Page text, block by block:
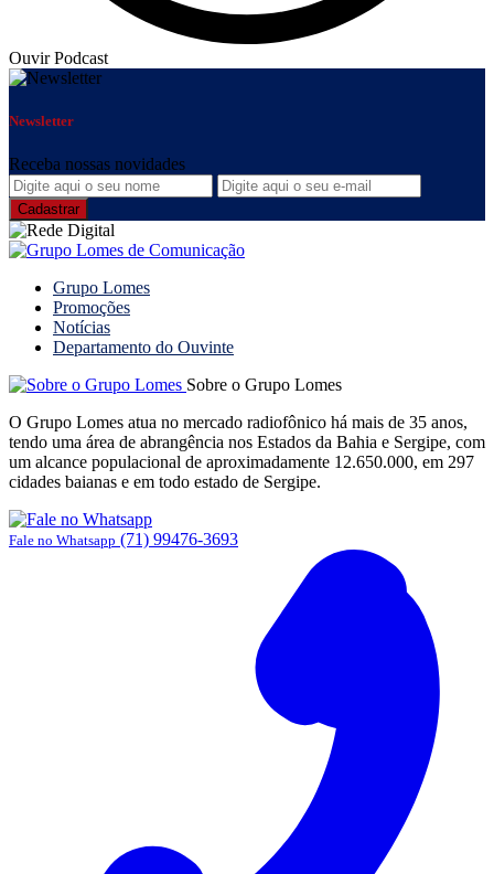
Ouvir Podcast
Newsletter
Receba nossas novidades
Grupo Lomes
Promoções
Notícias
Departamento do Ouvinte
Sobre o Grupo Lomes
O Grupo Lomes atua no mercado radiofônico há mais de 35 anos,
tendo uma área de abrangência nos Estados da Bahia e Sergipe, com
um alcance populacional de aproximadamente 12.650.000, em 297
cidades baianas e em todo estado de Sergipe.
Fale no Whatsapp (71) 99476-3693